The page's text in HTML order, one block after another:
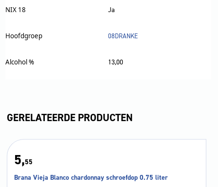
NIX 18 Ja
Hoofdgroep 08DRANKE
Alcohol % 13,00
GERELATEERDE PRODUCTEN
5,55
Brana Vieja Blanco chardonnay schroefdop 0.75 liter